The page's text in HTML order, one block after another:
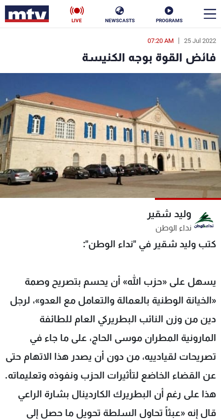
PROGRAMS
NEWSCASTS
LIVE
25 Jul 2022
07:20 AM
فائض القوة بوجه الكنيسة
وليد شقير
نداء الوطن
كتب وليد شقير في "نداء الوطن":
يسهل على «حزب الله» أن يحسم بتصريح وصمة
«الخيانة الوطنية بالعمالة والتعامل مع العدو»، لرجل
دين من وزن النائب البطريركي العام للطائفة
المارونية المطران موسى الحاج، على ما جاء في
تصريحات لقيادييه، من دون أن يصدر هذا الاتهام حتى
عن القضاء الخاضع لتأثيرات الحزب ونفوذه وتعليماته.
هذا على رغم أن البطريرك الكاردينال بشارة الراعي
قال إنه «عبثاً تحاول السلطة تحويل ما حصل إلى
en
الأخبار
سياسة
فن
منوعات رياضة
كأس العالم
جدول البرامج
شاهد البرامج
الترددات
الإنـتـاج
لاعلاناتكم
وظائف
تواصل معنا
شروط الإسـتخدام
سياسة الخصوصية